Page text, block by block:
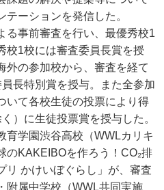
ーションを発信した。
事前審査を行い、最優秀校1
校1校には審査委員長賞を授
外の参加校から、審査を経て
長特別賞を授与。また全参加
いて各校生徒の投票により得
）に生徒投票賞を授与した。
学園渋谷高校（WWLカリキ
のKAKEIBOを作ろう！CO₂排
リ かけいぼぐらし」が、審査
附属中学校（WWL共同実施